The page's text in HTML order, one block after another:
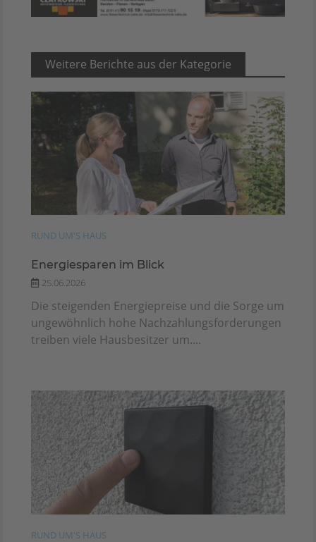
Weitere Berichte aus der Kategorie
RUND UM'S HAUS
Energiesparen im Blick
25.06.2026
Die steigenden Energiepreise und die Sorge um
ungewöhnlich hohe Nachzahlungsforderungen
treiben viele Hausbesitzer um....
RUND UM'S HAUS